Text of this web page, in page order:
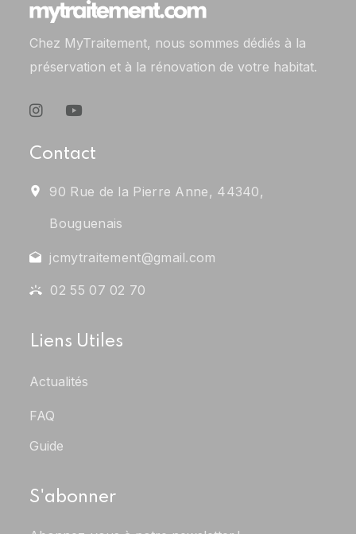
Chez MyTraitement, nous sommes dédiés à la
préservation et à la rénovation de votre habitat.
Contact
90 Rue de la Pierre Anne, 44340,
Bouguenais
jcmytraitement@gmail.com
02 55 07 02 70
Liens Utiles
Actualités
FAQ
Guide
S'abonner